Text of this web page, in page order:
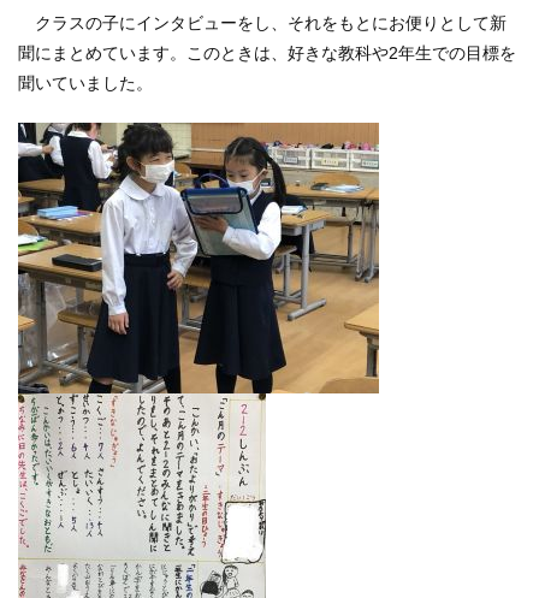
クラスの子にインタビューをし、それをもとにお便りとして新
聞にまとめています。このときは、好きな教科や2年生での目標を
聞いていました。